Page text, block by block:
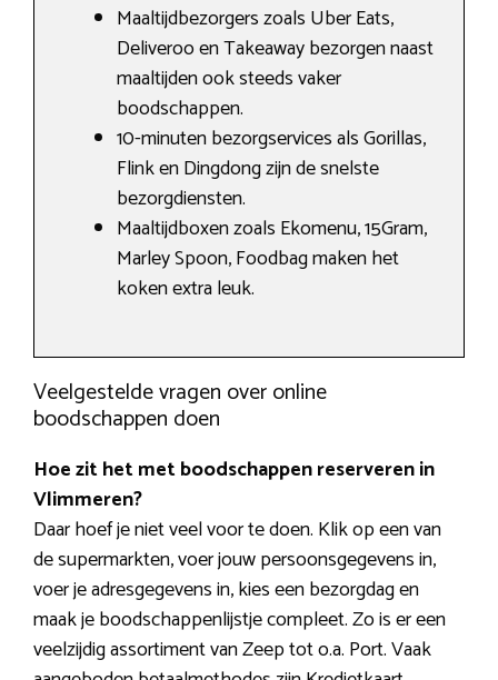
Maaltijdbezorgers zoals Uber Eats,
Deliveroo en Takeaway bezorgen naast
maaltijden ook steeds vaker
boodschappen.
10-minuten bezorgservices als Gorillas,
Flink en Dingdong zijn de snelste
bezorgdiensten.
Maaltijdboxen zoals Ekomenu, 15Gram,
Marley Spoon, Foodbag maken het
koken extra leuk.
Veelgestelde vragen over online
boodschappen doen
Hoe zit het met boodschappen reserveren in
Vlimmeren?
Daar hoef je niet veel voor te doen. Klik op een van
de supermarkten, voer jouw persoonsgegevens in,
voer je adresgegevens in, kies een bezorgdag en
maak je boodschappenlijstje compleet. Zo is er een
veelzijdig assortiment van Zeep tot o.a. Port. Vaak